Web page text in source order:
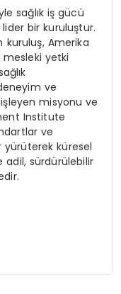
sağlık iş gücü
bir kuruluştur.
kuruluş, Amerika
mesleki yetki
ve
misyonu ve
Institute
ve
yürüterek küresel
adil, sürdürülebilir